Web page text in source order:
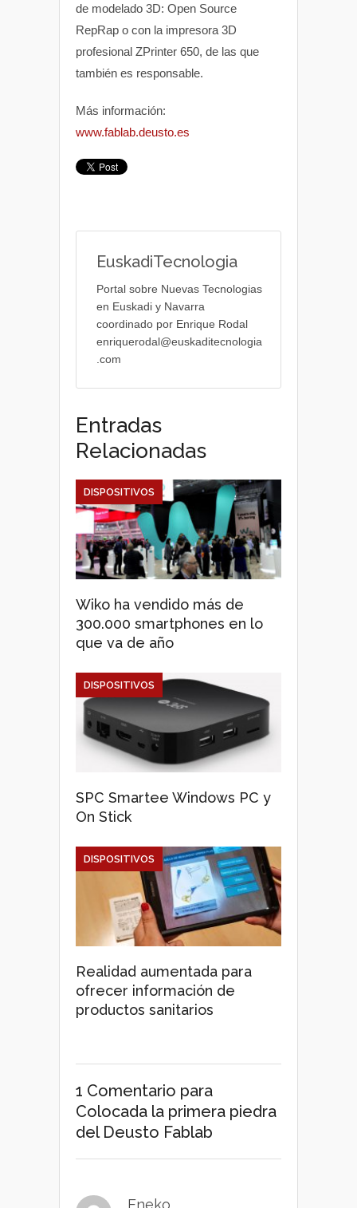
de modelado 3D: Open Source
RepRap o con la impresora 3D
profesional ZPrinter 650, de las que
también es responsable.
Más información:
www.fablab.deusto.es
EuskadiTecnologia
Portal sobre Nuevas Tecnologias
en Euskadi y Navarra
coordinado por Enrique Rodal
enriquerodal@euskaditecnologia
.com
Entradas
Relacionadas
Wiko ha vendido más de
300.000 smartphones en lo
que va de año
DISPOSITIVOS
SPC Smartee Windows PC y
On Stick
DISPOSITIVOS
Realidad aumentada para
ofrecer información de
productos sanitarios
DISPOSITIVOS
1 Comentario para
Colocada la primera piedra
del Deusto Fablab
Eneko